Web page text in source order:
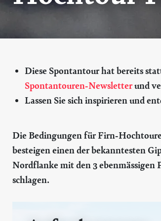
Diese Spontantour hat bereits
Spontantouren-Newsletterund
Lassen Sie sich inspirieren und
Die Bedingungen für Firn-
besteigen einen der bekanntesten
Nordflanke mit den 3
schlagen.